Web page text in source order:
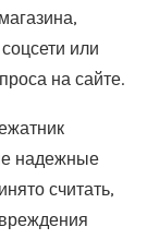
или
на сайте.
надежные
считать,